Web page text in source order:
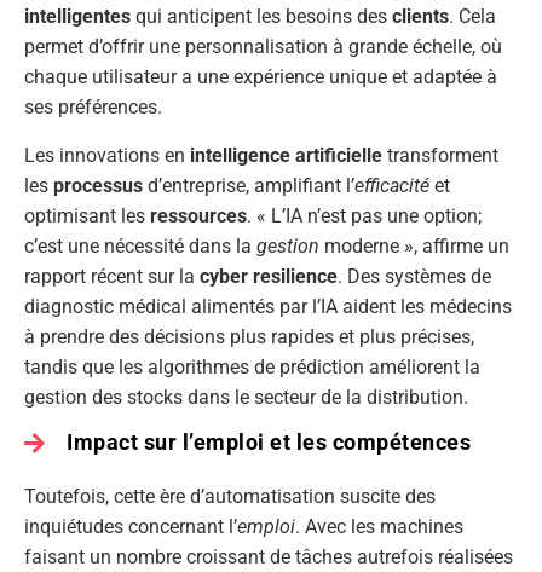
intelligentes qui anticipent les besoins des clients. Cela
permet d’offrir une personnalisation à grande échelle, où
chaque utilisateur a une expérience unique et adaptée à
ses préférences.
Les innovations en intelligence artificielle transforment
les processus d’entreprise, amplifiant l’efficacité et
optimisant les ressources. « L’IA n’est pas une option;
c’est une nécessité dans la gestion moderne », affirme un
rapport récent sur la cyber resilience. Des systèmes de
diagnostic médical alimentés par l’IA aident les médecins
à prendre des décisions plus rapides et plus précises,
tandis que les algorithmes de prédiction améliorent la
gestion des stocks dans le secteur de la distribution.
Impact sur l’emploi et les compétences
Toutefois, cette ère d’automatisation suscite des
inquiétudes concernant l’emploi. Avec les machines
faisant un nombre croissant de tâches autrefois réalisées